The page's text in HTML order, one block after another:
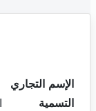
الإسم التجاري
التسمية